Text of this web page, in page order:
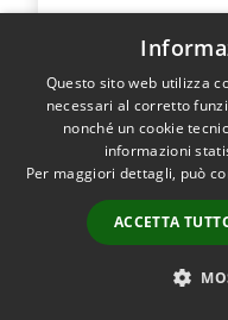
IndirizzoVia
Ospedale M.O.
LEGGI DI PIÙ
Ospedale
Questo sito web utilizza
necessari al corretto
nonché un cookie
informazioni
Per maggiori dettagli, può
ACCETTA